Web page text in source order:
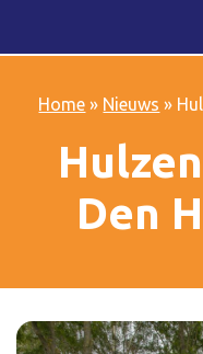
Home » Nieuws »
Den